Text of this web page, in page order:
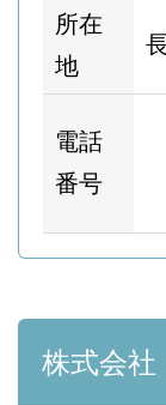
所在
地
電話
番号
株式会